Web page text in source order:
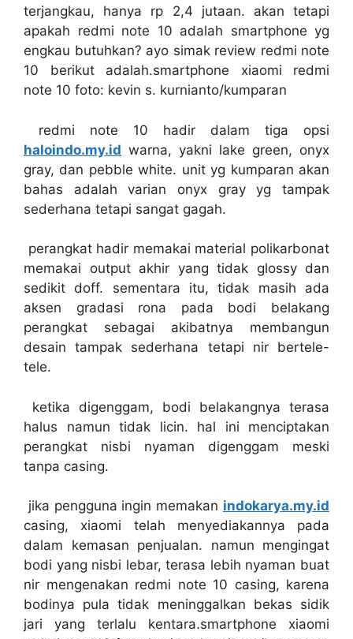
terjangkau, hanya rp 2,4 jutaan. akan tetapi
apakah redmi note 10 adalah smartphone yg
engkau butuhkan? ayo simak review redmi note
10 berikut adalah.smartphone xiaomi redmi
note 10 foto: kevin s. kurnianto/kumparan
redmi note 10 hadir dalam tiga opsi
haloindo.my.id warna, yakni lake green, onyx
gray, dan pebble white. unit yg kumparan akan
bahas adalah varian onyx gray yg tampak
sederhana tetapi sangat gagah.
perangkat hadir memakai material polikarbonat
memakai output akhir yang tidak glossy dan
sedikit doff. sementara itu, tidak masih ada
aksen gradasi rona pada bodi belakang
perangkat sebagai akibatnya membangun
desain tampak sederhana tetapi nir bertele-
tele.
ketika digenggam, bodi belakangnya terasa
halus namun tidak licin. hal ini menciptakan
perangkat nisbi nyaman digenggam meski
tanpa casing.
jika pengguna ingin memakan indokarya.my.id
casing, xiaomi telah menyediakannya pada
dalam kemasan penjualan. namun mengingat
bodi yang nisbi lebar, terasa lebih nyaman buat
nir mengenakan redmi note 10 casing, karena
bodinya pula tidak meninggalkan bekas sidik
jari yang terlalu kentara.smartphone xiaomi